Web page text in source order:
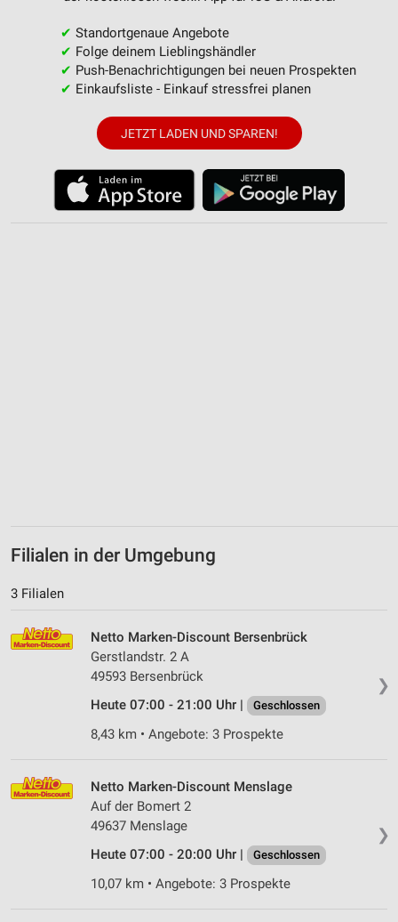
✔ Standortgenaue Angebote
✔ Folge deinem Lieblingshändler
✔ Push-Benachrichtigungen bei neuen Prospekten
✔ Einkaufsliste - Einkauf stressfrei planen
JETZT LADEN UND SPAREN!
Filialen in der Umgebung
3 Filialen
❯
Netto Marken-Discount Bersenbrück
Gerstlandstr. 2 A
49593 Bersenbrück
Heute 07:00 - 21:00 Uhr |
Geschlossen
8,43 km • Angebote: 3 Prospekte
❯
Netto Marken-Discount Menslage
Auf der Bomert 2
49637 Menslage
Heute 07:00 - 20:00 Uhr |
Geschlossen
10,07 km • Angebote: 3 Prospekte